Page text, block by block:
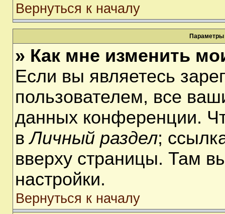
Вернуться к началу
Параметры
» Как мне изменить
Если вы являетесь
пользователем, все
данных конференции.
вЛичный раздел;
вверху страницы. Там
настройки.
Вернуться к началу